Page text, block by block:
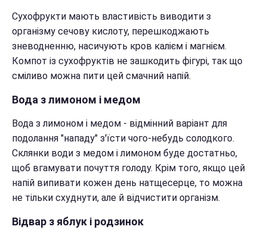
Сухофрукти мають властивість виводити з
організму сечову кислоту, перешкоджають
зневодненню, насичують кров калієм і магнієм.
Компот із сухофруктів не зашкодить фігурі, так що
сміливо можна пити цей смачний напій.
Вода з лимоном і медом
Вода з лимоном і медом - відмінний варіант для
подолання "нападу" з'їсти чого-небудь солодкого.
Склянки води з медом і лимоном буде достатньо,
щоб вгамувати почуття голоду. Крім того, якщо цей
напій випивати кожен день натщесерце, то можна
не тільки схуднути, але й відчистити організм.
Відвар з яблук і родзинок